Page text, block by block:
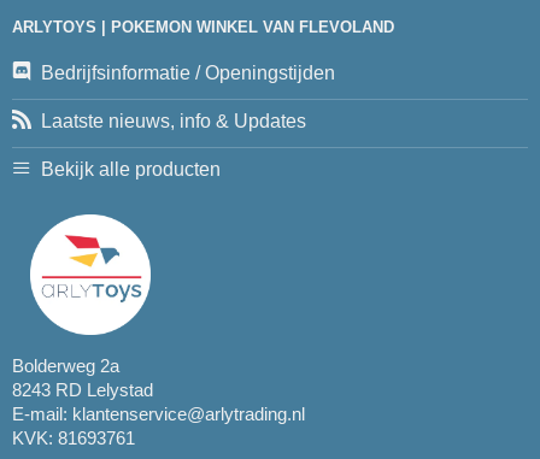
ARLYTOYS | POKEMON WINKEL VAN FLEVOLAND
Bedrijfsinformatie / Openingstijden
Laatste nieuws, info & Updates
Bekijk alle producten
Bolderweg 2a
8243 RD Lelystad
E-mail: klantenservice@arlytrading.nl
KVK: 81693761